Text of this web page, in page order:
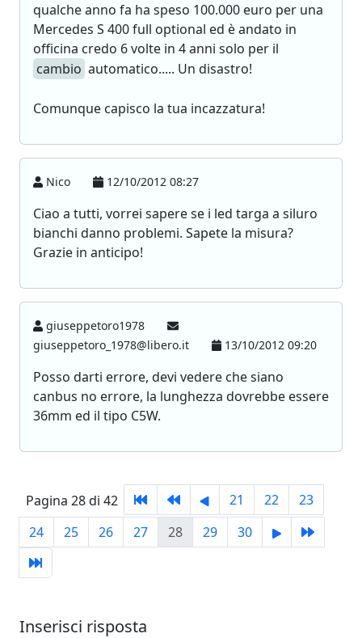
qualche anno fa ha speso 100.000 euro per una
Mercedes S 400 full optional ed è andato in
officina credo 6 volte in 4 anni solo per il
cambio automatico..... Un disastro!
Comunque capisco la tua incazzatura!
Nico 12/10/2012 08:27
Ciao a tutti, vorrei sapere se i led targa a siluro
bianchi danno problemi. Sapete la misura?
Grazie in anticipo!
giuseppetoro1978
giuseppetoro_1978@libero.it
13/10/2012 09:20
Posso darti errore, devi vedere che siano
canbus no errore, la lunghezza dovrebbe essere
36mm ed il tipo C5W.
Pagina 28 di 42 21 22
23
24
25 26 27 28 29 30
Inserisci risposta